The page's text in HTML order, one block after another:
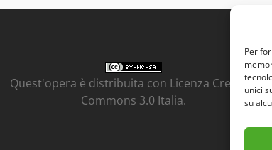
Per
unici
su
Quest'opera è distribuita con Licenza Creative
Commons 3.0 Italia.